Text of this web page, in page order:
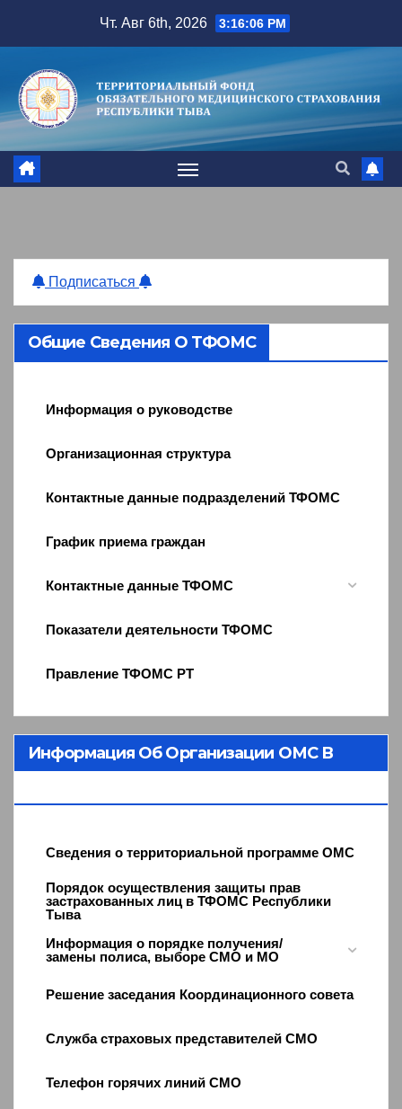
содержимому
Чт. Авг 6th, 2026 3:16:07 PM
Подписаться
Общие Сведения О ТФОМС
Информация о руководстве
Организационная структура
Контактные данные подразделений ТФОМС
График приема граждан
Контактные данные ТФОМС
Показатели деятельности ТФОМС
Правление ТФОМС РТ
Информация Об Организации ОМС В
Сведения о территориальной программе ОМС
Порядок осуществления защиты прав
застрахованных лиц в ТФОМС Республики
Тыва
Информация о порядке получения/
замены полиса, выборе СМО и МО
Решение заседания Координационного совета
Служба страховых представителей СМО
Телефон горячих линий СМО